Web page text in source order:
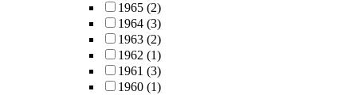
1965 (2)
1964 (3)
1963 (2)
1962 (1)
1961 (3)
1960 (1)